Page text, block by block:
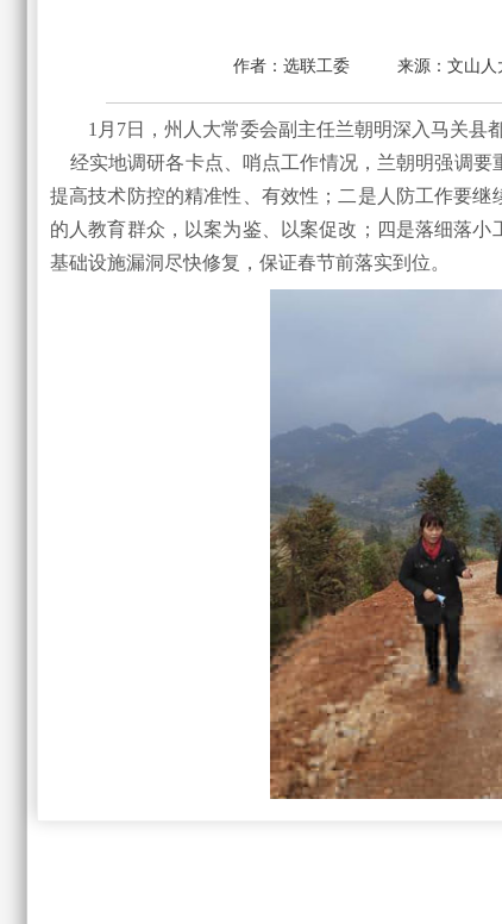
作者：选联工委 来源：文山人
1月7日，州人大常委会副主任兰朝明深入马关县
经实地调研各卡点、哨点工作情况，兰朝明强调要
提高技术防控的精准性、有效性；二是人防工作要
的人教育群众，以案为鉴、以案促改；四是落细落
基础设施漏洞尽快修复，保证春节前落实到位。